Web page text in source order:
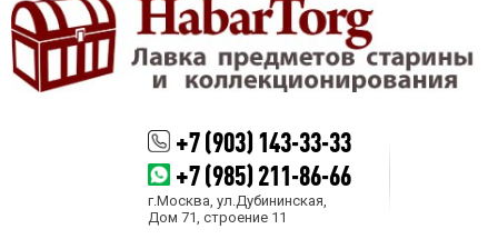
+7 (903) 143-33-33
+7 (985) 211-86-66
г.Москва, ул.Дубининская,
Дом 71, строение 11